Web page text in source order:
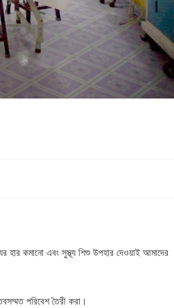
হার কমানো এবং সুস্থ্য শিশু উপহার দেওয়াই আমাদের
পরিবেশ তৈরী করা।